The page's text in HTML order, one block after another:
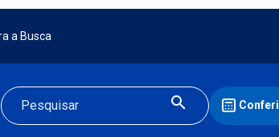
Buscar